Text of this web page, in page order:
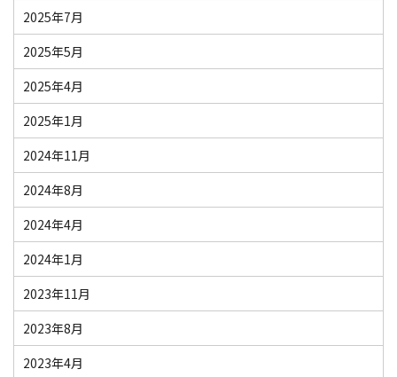
2025年7月
2025年5月
2025年4月
2025年1月
2024年11月
2024年8月
2024年4月
2024年1月
2023年11月
2023年8月
2023年4月